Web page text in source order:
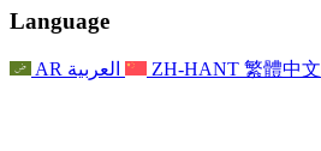
For Families
最新消息
家庭心理支持
家庭更新
事件
聯繫
For Families
家庭心理支持
家庭更新
Reports
獨立審查的最終報告
獨立審查報告的首次報告
For Families
Nottingham
家庭心理支援服務
心理健康危機支援
Language
AR العربية ZH-HANT 繁體中文